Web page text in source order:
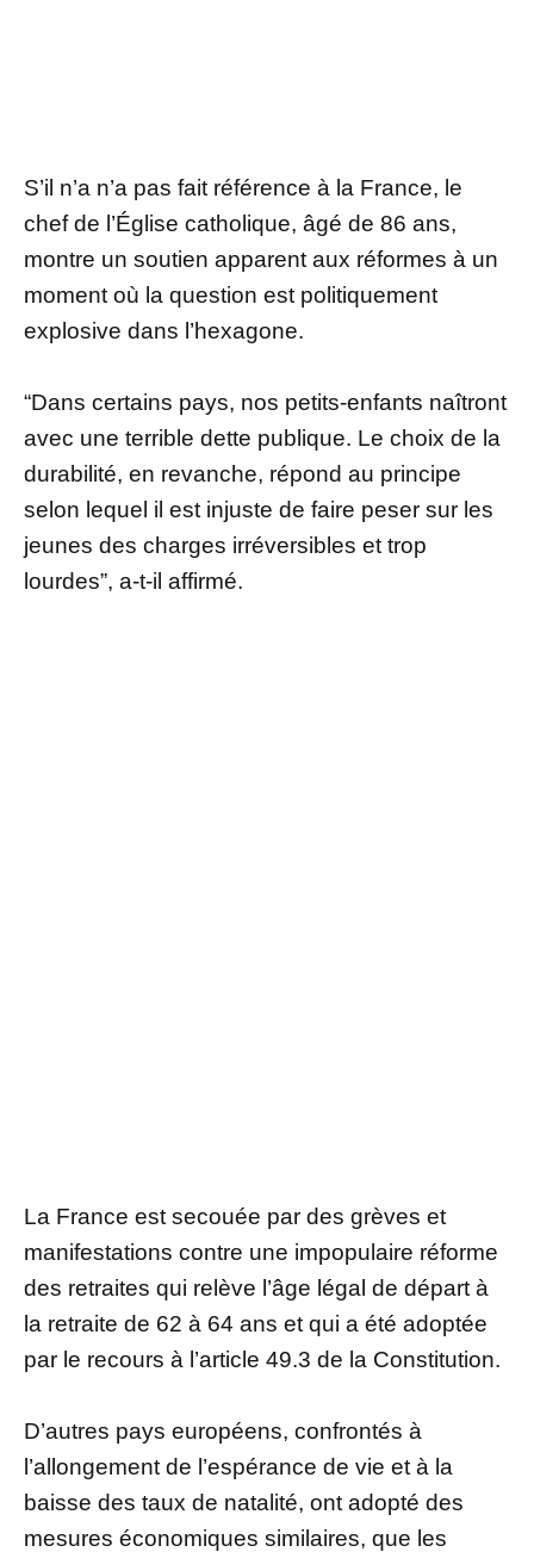
S’il n’a n’a pas fait référence à la France, le
chef de l’Église catholique, âgé de 86 ans,
montre un soutien apparent aux réformes à un
moment où la question est politiquement
explosive dans l’hexagone.
“Dans certains pays, nos petits-enfants naîtront
avec une terrible dette publique. Le choix de la
durabilité, en revanche, répond au principe
selon lequel il est injuste de faire peser sur les
jeunes des charges irréversibles et trop
lourdes”, a-t-il affirmé.
La France est secouée par des grèves et
manifestations contre une impopulaire réforme
des retraites qui relève l’âge légal de départ à
la retraite de 62 à 64 ans et qui a été adoptée
par le recours à l’article 49.3 de la Constitution.
D’autres pays européens, confrontés à
l’allongement de l’espérance de vie et à la
baisse des taux de natalité, ont adopté des
mesures économiques similaires, que les